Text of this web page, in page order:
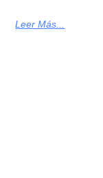
Leer Más...